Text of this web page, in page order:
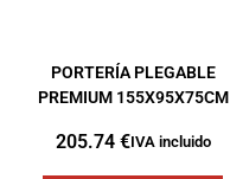
PORTERÍA PLEGABLE
PREMIUM 155X95X75CM
205.74 €IVA incluido